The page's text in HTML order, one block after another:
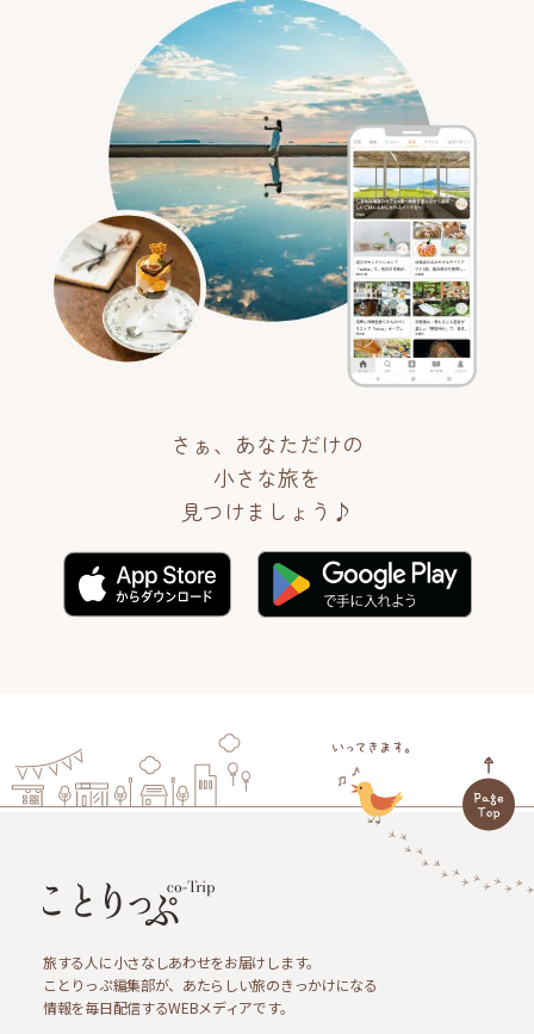
さぁ、あなただけの
小さな旅を
見つけましょう♪
旅する人に小さなしあわせをお届けします。
ことりっぷ編集部が、あたらしい旅のきっかけになる
情報を毎日配信するWEBメディアです。